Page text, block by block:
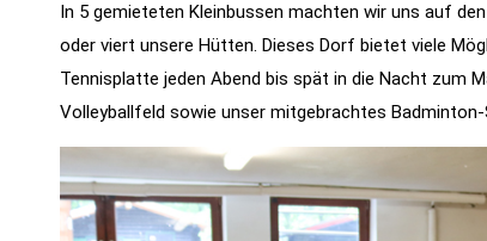
In 5 gemieteten Kleinbussen machten wir uns auf
oder viert unsere Hütten. Dieses Dorf bietet viele
Tennisplatte jeden Abend bis spät in die Nacht zum
Volleyballfeld sowie unser mitgebrachtes
Cookies
werden für
die
Funktionalität
der Website
benötigt.